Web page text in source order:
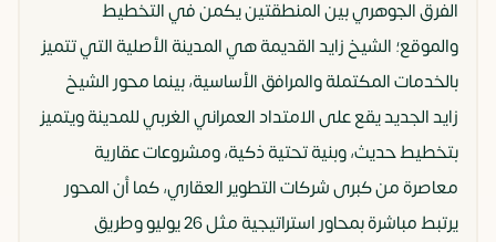
الفرق الجوهري بين المنطقتين يكمن في التخطيط
والموقع؛ الشيخ زايد القديمة هي المدينة الأصلية التي تتميز
بالخدمات المكتملة والمرافق الأساسية، بينما محور الشيخ
زايد الجديد يقع على الامتداد العمراني الغربي للمدينة ويتميز
بتخطيط حديث، وبنية تحتية ذكية، ومشروعات عقارية
معاصرة من كبرى شركات التطوير العقاري، كما أن المحور
يرتبط مباشرة بمحاور استراتيجية مثل 26 يوليو وطريق